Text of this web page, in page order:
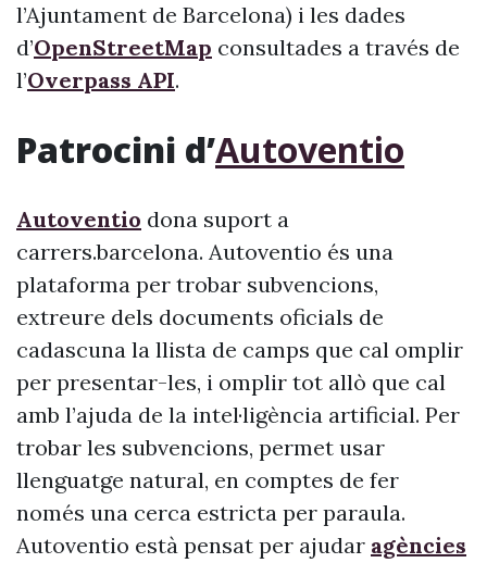
l’Ajuntament de Barcelona) i les dades
d’OpenStreetMap consultades a través de
l’Overpass API.
Patrocini d’Autoventio
Autoventio dona suport a
carrers.barcelona. Autoventio és una
plataforma per trobar subvencions,
extreure dels documents oficials de
cadascuna la llista de camps que cal omplir
per presentar-les, i omplir tot allò que cal
amb l’ajuda de la intel·ligència artificial. Per
trobar les subvencions, permet usar
llenguatge natural, en comptes de fer
només una cerca estricta per paraula.
Autoventio està pensat per ajudar agències